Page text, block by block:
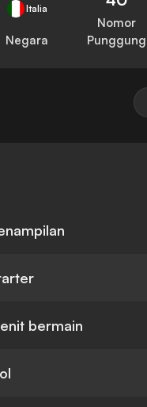
Italia
Negara
Nomor
Punggung
bermain